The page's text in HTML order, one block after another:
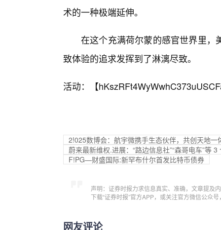
术的一种极端延伸。
在这个充满荷尔蒙的感官世界里，
致体验的追求发挥到了淋漓尽致。
活动：【
2!025数博会：航宇微携手生态伙伴，共创天地一
蔚来最新维权.进展：“路边信息社”“森哥电车”等
F!PG—财盛国际:新罕布什尔首发比特币债券
声明：证券时报力求信息真实、准确，文章提及
下载“证券时报”官方APP，或关注官方微信公众
网友评论